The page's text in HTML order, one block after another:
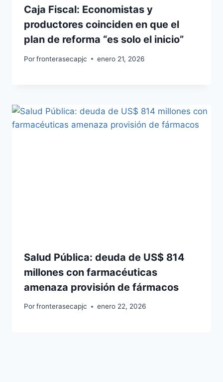
Caja Fiscal: Economistas y
productores coinciden en que el
plan de reforma “es solo el inicio”
Porfronterasecapjc enero 21, 2026
Salud Pública: deuda de US$ 814
millones con farmacéuticas
amenaza provisión de fármacos
Porfronterasecapjc enero 22, 2026